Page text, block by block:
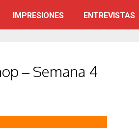
IMPRESIONES ENTREVISTAS
– Semana 4